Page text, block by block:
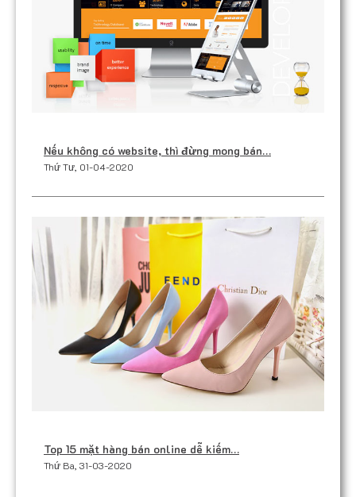
Nếu không có website, thì đừng mong bán…
Thứ Tư, 01-04-2020
Top 15 mặt hàng bán online dễ kiếm…
Thứ Ba, 31-03-2020